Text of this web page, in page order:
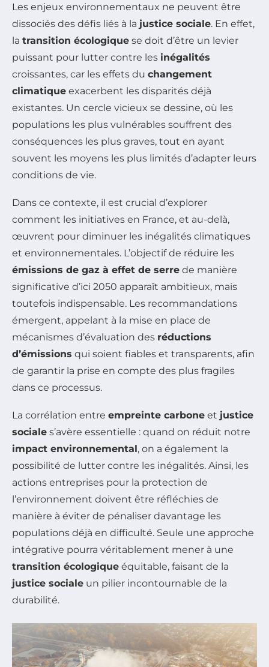
Les enjeux environnementaux ne peuvent être
dissociés des défis liés à la justice sociale. En effet,
la transition écologique se doit d’être un levier
puissant pour lutter contre les inégalités
croissantes, car les effets du changement
climatique exacerbent les disparités déjà
existantes. Un cercle vicieux se dessine, où les
populations les plus vulnérables souffrent des
conséquences les plus graves, tout en ayant
souvent les moyens les plus limités d’adapter leurs
conditions de vie.
Dans ce contexte, il est crucial d’explorer
comment les initiatives en France, et au-delà,
œuvrent pour diminuer les inégalités climatiques
et environnementales. L’objectif de réduire les
émissions de gaz à effet de serre de manière
significative d’ici 2050 apparaît ambitieux, mais
toutefois indispensable. Les recommandations
émergent, appelant à la mise en place de
mécanismes d’évaluation des réductions
d’émissions qui soient fiables et transparents, afin
de garantir la prise en compte des plus fragiles
dans ce processus.
La corrélation entre empreinte carbone et justice
sociale s’avère essentielle : quand on réduit notre
impact environnemental, on a également la
possibilité de lutter contre les inégalités. Ainsi, les
actions entreprises pour la protection de
l’environnement doivent être réfléchies de
manière à éviter de pénaliser davantage les
populations déjà en difficulté. Seule une approche
intégrative pourra véritablement mener à une
transition écologique équitable, faisant de la
justice sociale un pilier incontournable de la
durabilité.